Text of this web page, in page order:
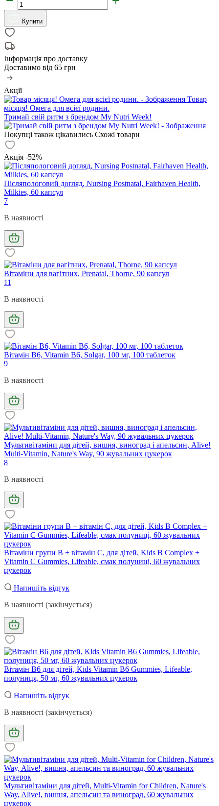
Купити
Інформація про доставку
Доставимо від 65 грн
Акції
Товар
місяця! Омега для всієї родини.
Тримай свій ритм з брендом My Nutri Week!
Покупці також цікавились Схожі товари
Акція -52%
Післяпологовий догляд, Nursing Postnatal, Fairhaven Health,
Milkies, 60 капсул
7
В наявності
Вітаміни для вагітних, Prenatal, Thorne, 90 капсул
11
В наявності
Вітамін В6, Vitamin B6, Solgar, 100 мг, 100 таблеток
9
В наявності
Мультивітаміни для дітей, вишня, виноград і апельсин, Alive!
Multi-Vitamin, Nature's Way, 90 жувальних цукерок
8
В наявності
Вітаміни групи В + вітамін С, для дітей, Kids B Complex +
Vitamin C Gummies, Lifeable, смак полуниці, 60 жувальних
цукерок
Напишіть відгук
В наявності (закінчується)
Вітамін B6 для дітей, Kids Vitamin B6 Gummies, Lifeable,
полуниця, 50 мг, 60 жувальних цукерок
Напишіть відгук
В наявності (закінчується)
Мультивітаміни для дітей, Multi-Vitamin for Children, Nature's
Way, Alive!, вишня, апельсин та виноград, 60 жувальних
цукерок